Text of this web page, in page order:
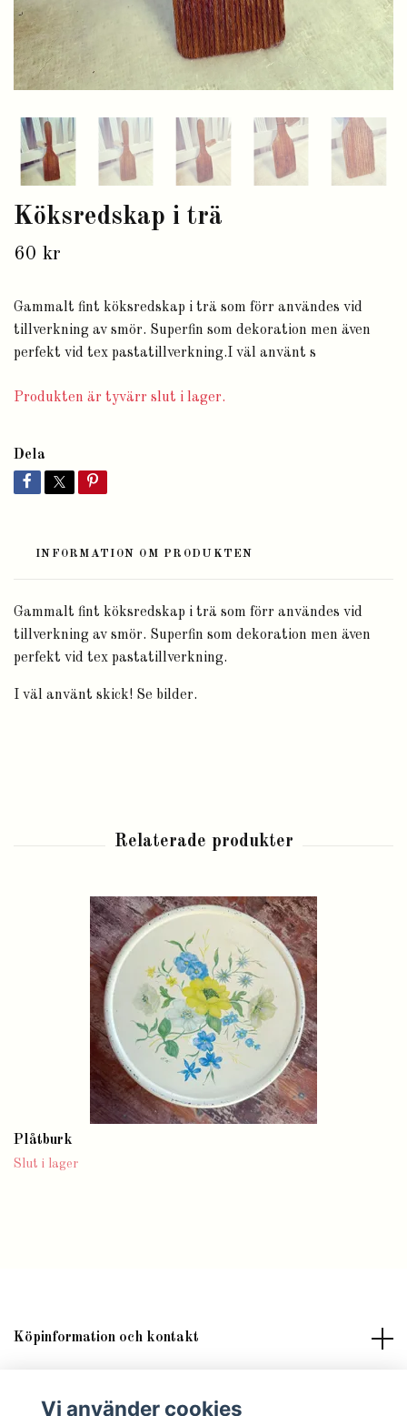
Köksredskap i trä
60 kr
Gammalt fint köksredskap i trä som förr användes vid
tillverkning av smör. Superfin som dekoration men även
perfekt vid tex pastatillverkning.I väl använt s
Produkten är tyvärr slut i lager.
Dela
INFORMATION OM PRODUKTEN
Gammalt fint köksredskap i trä som förr användes vid
tillverkning av smör. Superfin som dekoration men även
perfekt vid tex pastatillverkning.
I väl använt skick! Se bilder.
Plåtburk
Slut i lager
Köpinformation och kontakt
Vi använder cookies